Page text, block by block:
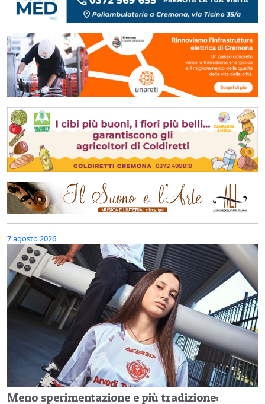
7 agosto 2026
Meno sperimentazione e più tradizione: